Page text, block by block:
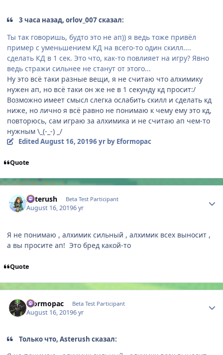
3 часа назад, orlov_007 сказал:
Ты так говоришь, будто это не ап)) я ведь тоже привёл
пример с уменьшением КД на всего-то один скилл....
сделать КД в 1 сек. Это что, как-то повлияет на игру? Явно
ведь стражи сильнее не станут от этого...
Ну это всё таки разные вещи, я не считаю что алхимику
нужен ап, но всё таки он же не в 1 секунду кд просит:/
Возможно имеет смысл слегка ослабить скилл и сделать кд
ниже, но лично я всё равно не понимаю к чему ему это кд,
повторюсь, сам играю за алхимика и не считаю ап чем-то
нужным \_(-_-) _/
EditedAugust 16, 20196 yrby Eformopac
Quote
Asterush Beta Test Participant
August 16, 20196 yr
Я не понимаю , алхимик сильный , алхимик всех выносит ,
а вы просите ап! Это бред какой-то
Quote
Eformopac Beta Test Participant
August 16, 20196 yr
Только что, Asterush сказал: